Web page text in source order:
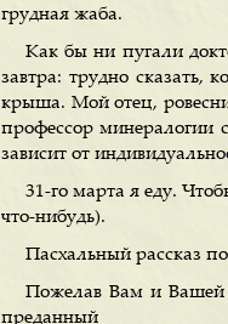
грудная жаба.
Как бы ни пугали
завтра: трудно сказать,
крыша. Мой отец,
профессор минералогии
зависит от
31-го марта я еду.
что-нибудь).
Пасхальный рассказ
Пожелав Вам и Вашей
преданный